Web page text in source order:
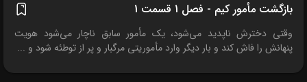
بازگشت مأمور کیم - فصل 1 قسمت 1
وقتی دخترش ناپدید می‌شود، یک مأمور سابق ناچار می‌شود هویت
پنهانش را فاش کند و بار دیگر وارد مأموریتی مرگبار و پر از توطئه شود و ...